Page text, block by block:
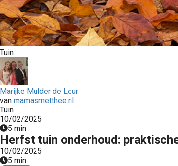
Tuin
Marijke Mulder de Leur
van mamasmetthee.nl
Tuin
10/02/2025
5 min
Herfst tuin onderhoud:
10/02/2025
5 min